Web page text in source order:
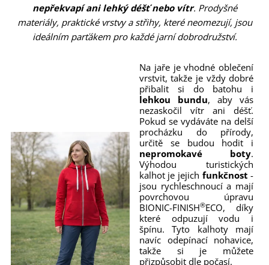
nepřekvapí ani lehký déšť nebo vítr. Prodyšné
materiály, praktické vrstvy a střihy, které neomezují, jsou
ideálním parťákem pro každé jarní dobrodružství.
Na jaře je vhodné oblečení
vrstvit, takže je vždy dobré
přibalit si do batohu i
lehkou bundu, aby vás
nezaskočil vítr ani déšť.
Pokud se vydáváte na delší
procházku do přírody,
určitě se budou hodit i
nepromokavé boty.
Výhodou turistických
kalhot je jejich funkčnost -
jsou rychleschnoucí a mají
povrchovou úpravu
BIONIC-FINISH®ECO, díky
které odpuzují vodu i
špínu. Tyto kalhoty mají
navíc odepínací nohavice,
takže si je můžete
přizpůsobit dle počasí.